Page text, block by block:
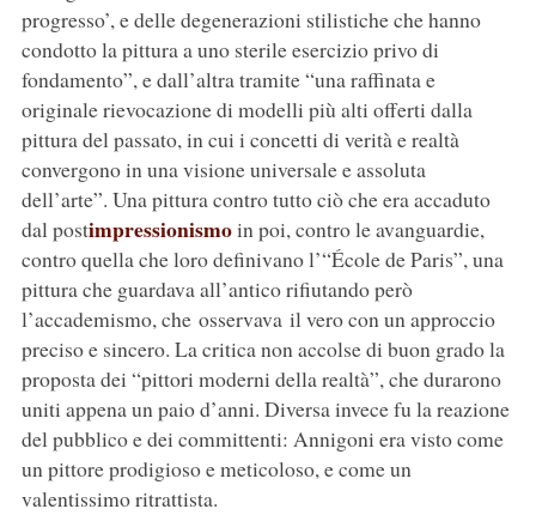
progresso’, e delle degenerazioni stilistiche che hanno
condotto la pittura a uno sterile esercizio privo di
fondamento”, e dall’altra tramite “una raffinata e
originale rievocazione di modelli più alti offerti dalla
pittura del passato, in cui i concetti di verità e realtà
convergono in una visione universale e assoluta
dell’arte”. Una pittura contro tutto ciò che era accaduto
dal postimpressionismoin poi, contro le avanguardie,
contro quella che loro definivano l’“École de Paris”, una
pittura che guardava all’antico rifiutando però
l’accademismo, che osservava il vero con un approccio
preciso e sincero. La critica non accolse di buon grado la
proposta dei “pittori moderni della realtà”, che durarono
uniti appena un paio d’anni. Diversa invece fu la reazione
del pubblico e dei committenti: Annigoni era visto come
un pittore prodigioso e meticoloso, e come un
valentissimo ritrattista.